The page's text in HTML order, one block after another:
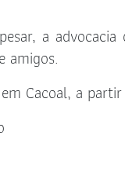
a
amigos.
Cacoal, a